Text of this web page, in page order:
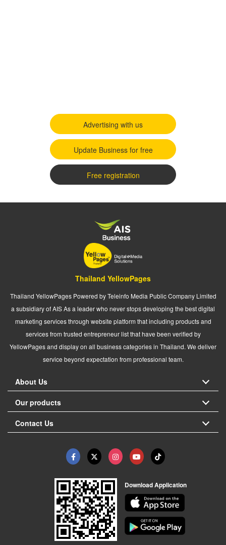
Advertising with us
Update Business for free
Free registration
Thailand YellowPages
Thailand YellowPages Powered by Teleinfo Media Public Company Limited
a subsidiary of AIS As a leader who never stops developing the best digital
marketing services through website platform that including products and
services from trusted entrepreneur list that have been verified by
YellowPages and display on all business categories in Thailand. We deliver
service beyond expectation from professional team.
About Us
Our products
Contact Us
Download Application